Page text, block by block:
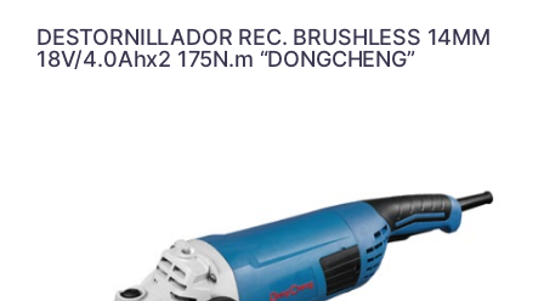
DESTORNILLADOR REC. BRUSHLESS 14MM
18V/4.0Ahx2 175N.m “DONGCHENG”